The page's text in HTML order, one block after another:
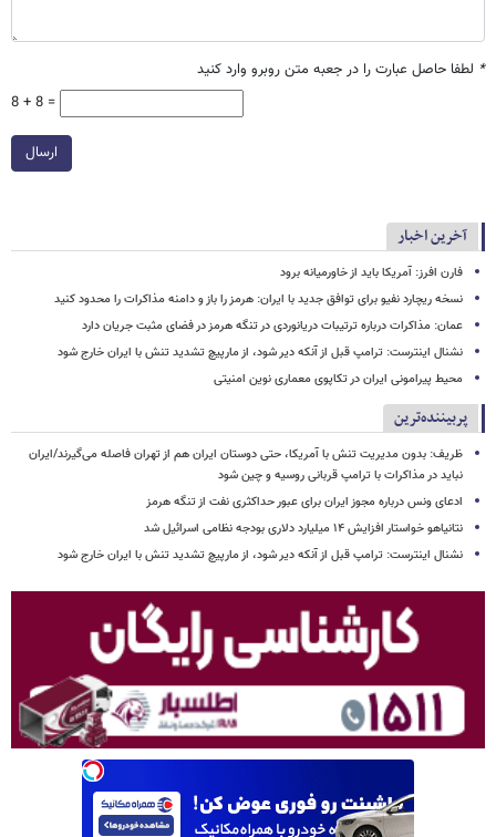
* لطفا حاصل عبارت را در جعبه متن روبرو وارد کنید
8 + 8 =
ارسال
آخرین اخبار
فارن افرز: آمریکا باید از خاورمیانه برود
نسخه ریچارد نفیو برای توافق جدید با ایران: هرمز را باز و دامنه مذاکرات را محدود کنید
عمان: مذاکرات درباره ترتیبات دریانوردی در تنگه هرمز در فضای مثبت جریان دارد
نشنال اینترست: ترامپ قبل از آنکه دیر شود، از مارپیچ تشدید تنش با ایران خارج شود
محیط پیرامونی ایران در تکاپوی معماری نوین امنیتی
پربیننده‌ترین
ظریف: بدون مدیریت تنش با آمریکا، حتی دوستان ایران هم از تهران فاصله می‌گیرند/ایران
نباید در مذاکرات با ترامپ قربانی روسیه و چین شود
ادعای ونس درباره مجوز ایران برای عبور حداکثری نفت از تنگه هرمز
نتانیاهو خواستار افزایش ۱۴ میلیارد دلاری بودجه نظامی اسرائیل شد
نشنال اینترست: ترامپ قبل از آنکه دیر شود، از مارپیچ تشدید تنش با ایران خارج شود